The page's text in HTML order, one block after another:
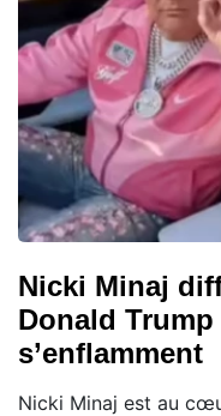
Nicki Minaj
Donald
s’enflamment
Nicki Minaj est au